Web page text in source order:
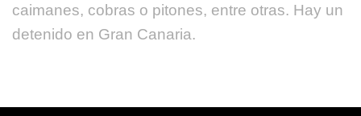
caimanes, cobras o pitones, entre otras. Hay un
detenido en Gran Canaria.